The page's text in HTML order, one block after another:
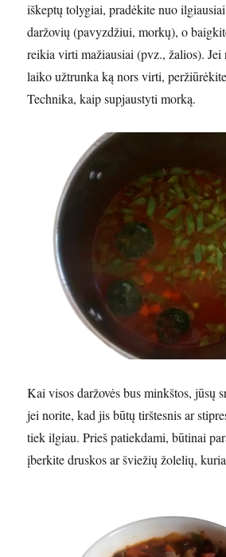
iškeptų tolygiai, pradėkite nuo
daržovių (pavyzdžiui, morkų), o
reikia virti mažiausiai (pvz., žalios). Jei
laiko užtrunka ką nors virti,
Technika, kaip supjaustyti morką.
Kai visos daržovės bus minkštos, jūsų
jei norite, kad jis būtų tirštesnis ar
tiek ilgiau. Prieš patiekdami, būtinai
įberkite druskos ar šviežių žolelių,